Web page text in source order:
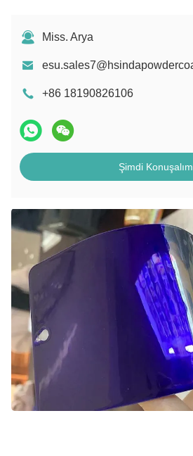
Miss. Arya
+86 18190826106
Şimdi Konuşalım.